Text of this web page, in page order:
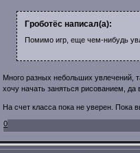
Гроботёс написал(а):
Помимо игр, еще чем-нибудь
Много разных небольших увлечений,
хочу начать заняться рисованием, да
На счет класса пока не уверен. Пока
0